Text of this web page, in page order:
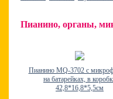
Пианино, органы,
Пианино MQ-3702 с
на батарейках, в
42,8*16,8*5,5см